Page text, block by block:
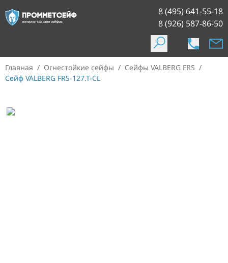
8 (495) 641-55-18
8 (926) 587-86-50
Главная / Огнестойкие сейфы / Сейфы VALBERG FRS /
Сейф VALBERG FRS-127.T-CL